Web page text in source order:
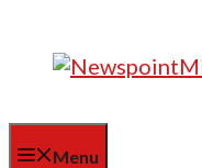
content
Menu